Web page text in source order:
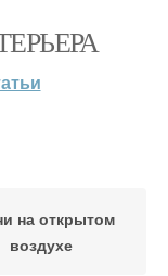
на открытом
воздухе